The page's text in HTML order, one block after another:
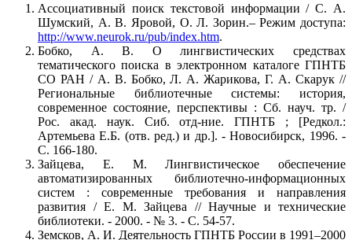
Ассоциативный поиск текстовой информации / С. А.
Шумский, А. В. Яровой, О. Л. Зорин.– Режим доступа:
http://www.neurok.ru/pub/index.htm.
Бобко, А. В. О лингвистических средствах
тематического поиска в электронном каталоге ГПНТБ
СО РАН / А. В. Бобко, Л. А. Жарикова, Г. А. Скарук //
Региональные библиотечные системы: история,
современное состояние, перспективы : Сб. науч. тр. /
Рос. акад. наук. Сиб. отд-ние. ГПНТБ ; [Редкол.:
Артемьева Е.Б. (отв. ред.) и др.]. - Новосибирск, 1996. -
С. 166-180.
Зайцева, Е. М. Лингвистическое обеспечение
автоматизированных библиотечно-информационных
систем : современные требования и направления
развития / Е. М. Зайцева // Научные и технические
библиотеки. - 2000. - № 3. - С. 54-57.
Земсков, А. И. Деятельность ГПНТБ России в 1991–2000